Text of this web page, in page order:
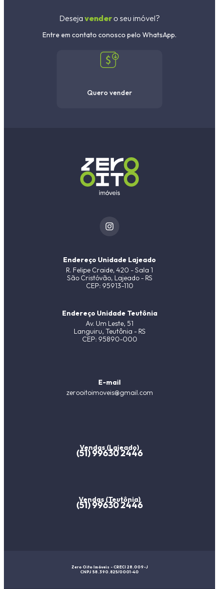
Deseja vendero seu imóvel?
Entre em contato conosco pelo WhatsApp.
Quero vender
Endereço Unidade Lajeado
R. Felipe Craide, 420 - Sala 1
São Cristóvão, Lajeado - RS
CEP: 95913-110
Endereço Unidade Teutônia
Av. Um Leste, 51
Languiru, Teutônia - RS
CEP: 95890-000
E-mail
zerooitoimoveis@gmail.com
Vendas (Lajeado)
(51) 99630 2446
Vendas (Teutônia)
(51) 99630 2446
Zero Oito Imóveis - CRECI 28.009-J
CNPJ 58.390.825/0001-40